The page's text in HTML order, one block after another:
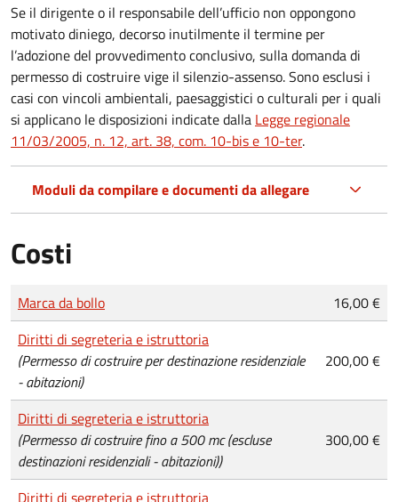
Se il dirigente o il responsabile dell’ufficio non oppongono
motivato diniego, decorso inutilmente il termine per
l’adozione del provvedimento conclusivo, sulla domanda di
permesso di costruire vige il silenzio-assenso. Sono esclusi i
casi con vincoli ambientali, paesaggistici o culturali per i quali
si applicano le disposizioni indicate dalla Legge regionale
11/03/2005, n. 12, art. 38, com. 10-bis e 10-ter.
Moduli da compilare e documenti da allegare
Costi
Tipo di pagamento
Importo
Marca da bollo
16,00 €
Diritti di segreteria e istruttoria
(Permesso di costruire per destinazione residenziale
- abitazioni)
200,00 €
Diritti di segreteria e istruttoria
(Permesso di costruire fino a 500 mc (escluse
destinazioni residenziali - abitazioni))
300,00 €
Diritti di segreteria e istruttoria